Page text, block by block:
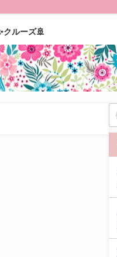
クルーズ🚢